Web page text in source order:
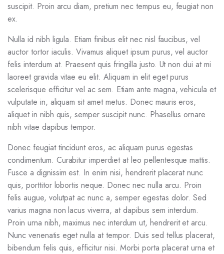
suscipit. Proin arcu diam, pretium nec tempus eu, feugiat non
ex.
Nulla id nibh ligula. Etiam finibus elit nec nisl faucibus, vel
auctor tortor iaculis. Vivamus aliquet ipsum purus, vel auctor
felis interdum at. Praesent quis fringilla justo. Ut non dui at mi
laoreet gravida vitae eu elit. Aliquam in elit eget purus
scelerisque efficitur vel ac sem. Etiam ante magna, vehicula et
vulputate in, aliquam sit amet metus. Donec mauris eros,
aliquet in nibh quis, semper suscipit nunc. Phasellus ornare
nibh vitae dapibus tempor.
Donec feugiat tincidunt eros, ac aliquam purus egestas
condimentum. Curabitur imperdiet at leo pellentesque mattis.
Fusce a dignissim est. In enim nisi, hendrerit placerat nunc
quis, porttitor lobortis neque. Donec nec nulla arcu. Proin
felis augue, volutpat ac nunc a, semper egestas dolor. Sed
varius magna non lacus viverra, at dapibus sem interdum.
Proin urna nibh, maximus nec interdum ut, hendrerit et arcu.
Nunc venenatis eget nulla at tempor. Duis sed tellus placerat,
bibendum felis quis, efficitur nisi. Morbi porta placerat urna et